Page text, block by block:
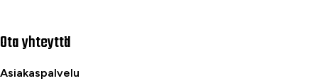
Ota yhteyttä
Asiakaspalvelu